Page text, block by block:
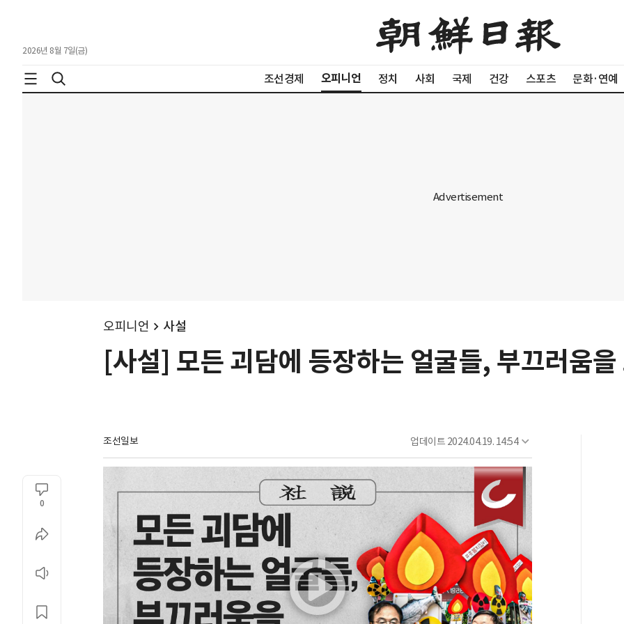
2026년 8월 7일(금)
조선경제 오피니언 정치 사회 국제 건강 스포츠 문화·연예
오피니언 사설
[사설] 모든 괴담에 등장하는 얼굴들, 부끄러움
조선일보 업데이트 2024.04.19. 14:54
0